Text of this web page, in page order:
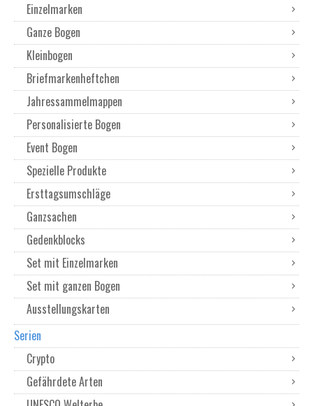
Einzelmarken
Ganze Bogen
Kleinbogen
Briefmarkenheftchen
Jahressammelmappen
Personalisierte Bogen
Event Bogen
Spezielle Produkte
Ersttagsumschläge
Ganzsachen
Gedenkblocks
Set mit Einzelmarken
Set mit ganzen Bogen
Ausstellungskarten
Serien
Crypto
Gefährdete Arten